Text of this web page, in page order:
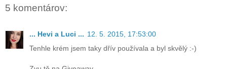
5 komentárov:
... Hevi a Luci ... 12. 5. 2015, 17:53:00
Tenhle krém jsem taky dřív používala a byl skvělý :-)